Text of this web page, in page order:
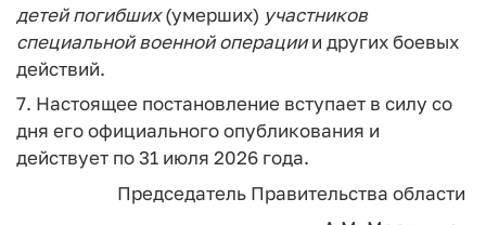
детей погибших(умерших) участников
специальной военной операциии других боевых
действий.
7. Настоящее постановление вступает в силу со
дня его официального опубликования и
действует по 31 июля 2026 года.
Председатель Правительства области